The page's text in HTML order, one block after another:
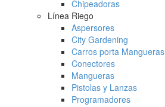
Chipeadoras
Línea Riego
Aspersores
City Gardening
Carros porta Mangueras
Conectores
Mangueras
Pistolas y Lanzas
Programadores